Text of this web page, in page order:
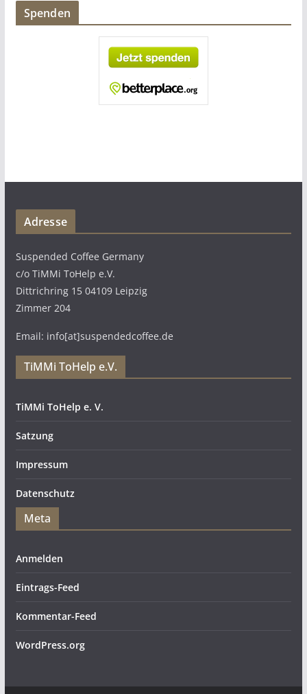
Spenden
Adresse
Suspended Coffee Germany
c/o TiMMi ToHelp e.V.
Dittrichring 15 04109 Leipzig
Zimmer 204
Email: info[at]suspendedcoffee.de
TiMMi ToHelp e.V.
TiMMi ToHelp e. V.
Satzung
Impressum
Datenschutz
Meta
Anmelden
Eintrags-Feed
Kommentar-Feed
WordPress.org